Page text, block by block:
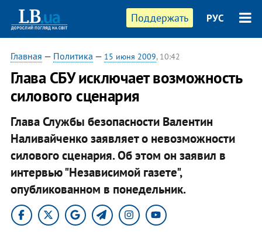
Поддержать РУС
Главная — Политика — 15 июня 2009, 10:42
Глава СБУ исключает возможность
силового сценария
Глава Службы безопасности Валентин
Наливайченко заявляет о невозможности
силового сценария. Об этом он заявил в
интервью "Независимой газете",
опубликованном в понедельник.